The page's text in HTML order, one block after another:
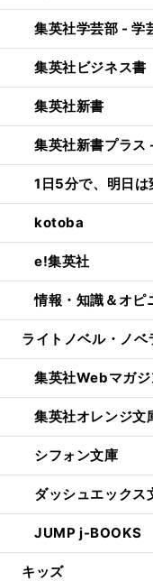
集英社学芸部 - 学
集英社ビジネス書
集英社新書
集英社新書プラス
1日5分で、明日
kotoba
e!集英社
情報・知識＆オ
ライトノベル・ノベ
集英社Webマガジ
集英社オレンジ文
シフォン文庫
ダッシュエックス
JUMP j-BOOKS
キッズ